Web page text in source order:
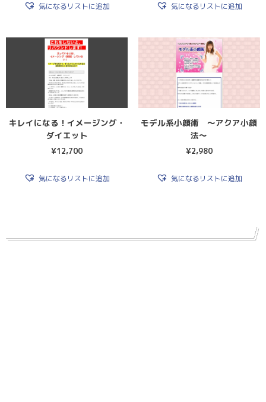
気になるリストに追加 気になるリストに追加
キレイになる！イメージング・
ダイエット
¥12,700
気になるリストに追加
モデル系小顔術 〜アクア小顔
法〜
¥2,980
気になるリストに追加